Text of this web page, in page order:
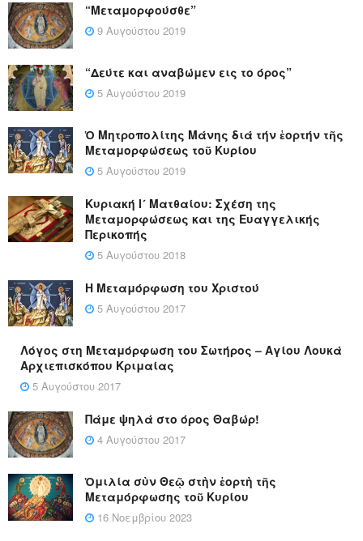
“Μεταμορφούσθε”
9 Αυγούστου 2019
“Δεύτε και αναβώμεν εις το όρος”
5 Αυγούστου 2019
Ὁ Μητροπολίτης Μάνης διά τήν ἑορτήν τῆς
Μεταμορφώσεως τοῦ Κυρίου
5 Αυγούστου 2019
Κυριακή Ι´ Ματθαίου: Σχέση της
Μεταμορφώσεως και της Ευαγγελικής
Περικοπής
5 Αυγούστου 2018
Η Μεταμόρφωση του Χριστού
5 Αυγούστου 2017
Λόγος στη Μεταμόρφωση του Σωτήρος – Αγίου Λουκά
Αρχιεπισκόπου Κριμαίας
5 Αυγούστου 2017
Πάμε ψηλά στο όρος Θαβώρ!
4 Αυγούστου 2017
Ὁμιλία σὺν Θεῷ στὴν ἑορτὴ τῆς
Μεταμόρφωσης τοῦ Κυρίου
16 Νοεμβρίου 2023